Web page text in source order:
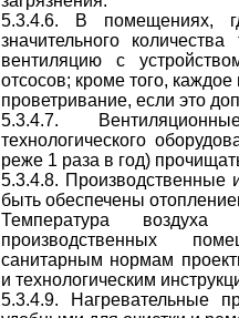
5.3.4.6. В помещениях,
значительного
вентиляцию с
отсосов; кроме того,
проветривание, если это
5.3.4.7.
технологического
реже 1 раза в год)
5.3.4.8.
быть обеспечены
Температура
производственных
санитарным нормам
и технологическим
5.3.4.9. Нагревательные